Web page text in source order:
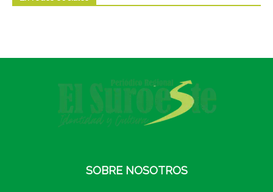
SOBRE NOSOTROS